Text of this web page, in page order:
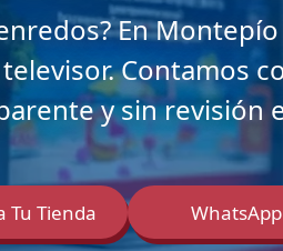
En
Contamos
y sin revisión
Tu Tienda WhatsApp